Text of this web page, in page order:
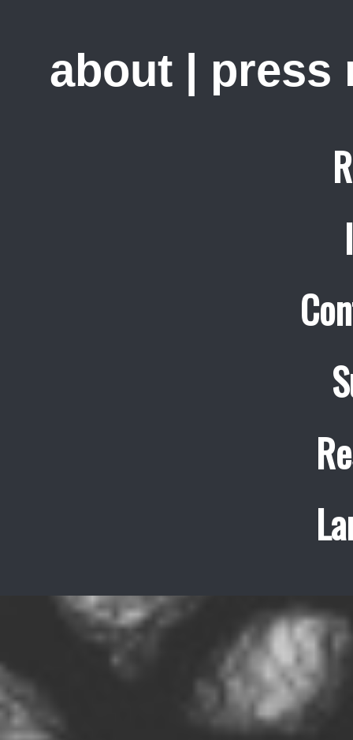
about press